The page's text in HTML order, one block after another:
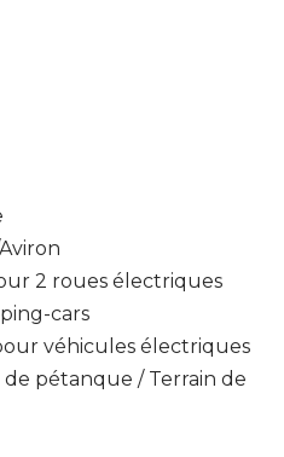
2 roues électriques
cars
véhicules électriques
pétanque / Terrain de